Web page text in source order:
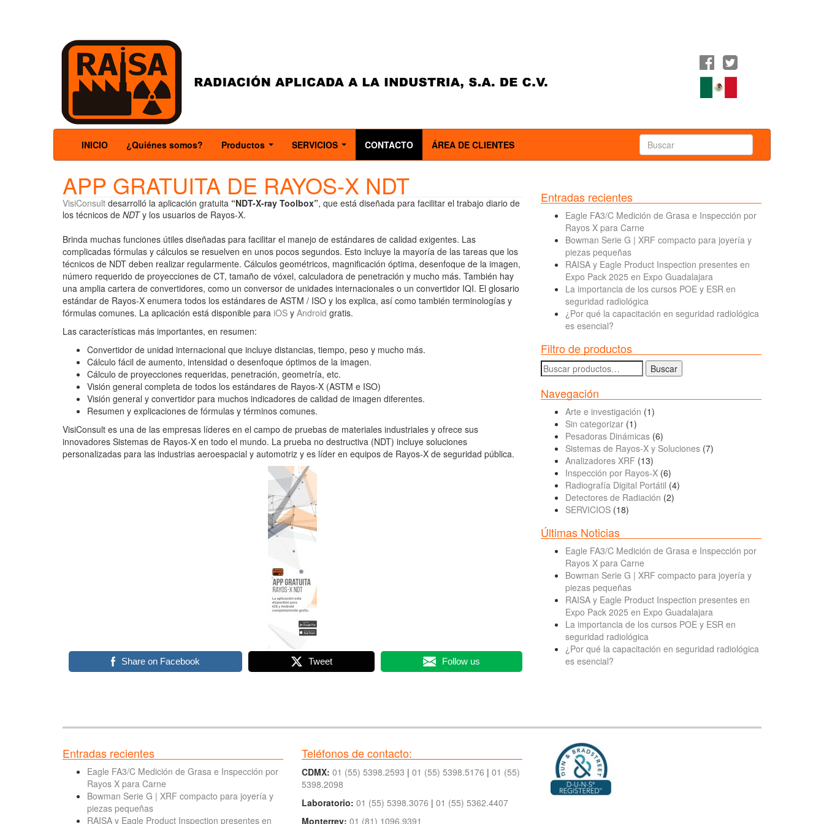
INICIO ¿Quiénes somos? Productos SERVICIOS CONTACTO ÁREA DE CLIENTES
APP GRATUITA DE RAYOS-X NDT
VisiConsult desarrolló la aplicación gratuita “NDT-X-ray Toolbox”, que está diseñada para facilitar el trabajo diario de
los técnicos de NDTy los usuarios de Rayos-X.
Brinda muchas funciones útiles diseñadas para facilitar el manejo de estándares de calidad exigentes. Las
complicadas fórmulas y cálculos se resuelven en unos pocos segundos. Esto incluye la mayoría de las tareas que los
técnicos de NDT deben realizar regularmente. Cálculos geométricos, magnificación óptima, desenfoque de la imagen,
número requerido de proyecciones de CT, tamaño de vóxel, calculadora de penetración y mucho más. También hay
una amplia cartera de convertidores, como un conversor de unidades internacionales o un convertidor IQI. El glosario
estándar de Rayos-X enumera todos los estándares de ASTM / ISO y los explica, así como también terminologías y
fórmulas comunes. La aplicación está disponible para iOS y Android gratis.
Las características más importantes, en resumen:
Convertidor de unidad internacional que incluye distancias, tiempo, peso y mucho más.
Cálculo fácil de aumento, intensidad o desenfoque óptimos de la imagen.
Cálculo de proyecciones requeridas, penetración, geometría, etc.
Visión general completa de todos los estándares de Rayos-X (ASTM e ISO)
Visión general y convertidor para muchos indicadores de calidad de imagen diferentes.
Resumen y explicaciones de fórmulas y términos comunes.
VisiConsult es una de las empresas líderes en el campo de pruebas de materiales industriales y ofrece sus
innovadores Sistemas de Rayos-X en todo el mundo. La prueba no destructiva (NDT) incluye soluciones
personalizadas para las industrias aeroespacial y automotriz y es líder en equipos de Rayos-X de seguridad pública.
Share on Facebook Tweet Follow us
Entradas recientes
Eagle FA3/C Medición de Grasa e Inspección por
Rayos X para Carne
Bowman Serie G | XRF compacto para joyería y
piezas pequeñas
RAISA y Eagle Product Inspection presentes en
Expo Pack 2025 en Expo Guadalajara
La importancia de los cursos POE y ESR en
seguridad radiológica
¿Por qué la capacitación en seguridad radiológica
es esencial?
Filtro de productos
Buscar
por:
Buscar
Navegación
Arte e investigación (1)
Sin categorizar (1)
Pesadoras Dinámicas (6)
Sistemas de Rayos-X y Soluciones (7)
Analizadores XRF (13)
Inspección por Rayos-X (6)
Radiografía Digital Portátil (4)
Detectores de Radiación (2)
SERVICIOS (18)
Últimas Noticias
Eagle FA3/C Medición de Grasa e Inspección por
Rayos X para Carne
Bowman Serie G | XRF compacto para joyería y
piezas pequeñas
RAISA y Eagle Product Inspection presentes en
Expo Pack 2025 en Expo Guadalajara
La importancia de los cursos POE y ESR en
seguridad radiológica
¿Por qué la capacitación en seguridad radiológica
es esencial?
Entradas recientes
Eagle FA3/C Medición de Grasa e Inspección por
Rayos X para Carne
Bowman Serie G | XRF compacto para joyería y
piezas pequeñas
RAISA y Eagle Product Inspection presentes en
Teléfonos de contacto:
CDMX: 01 (55) 5398.2593 | 01 (55) 5398.5176 | 01 (55)
5398.2098
Laboratorio: 01 (55) 5398.3076 | 01 (55) 5362.4407
Monterrey: 01 (81) 1096.9391